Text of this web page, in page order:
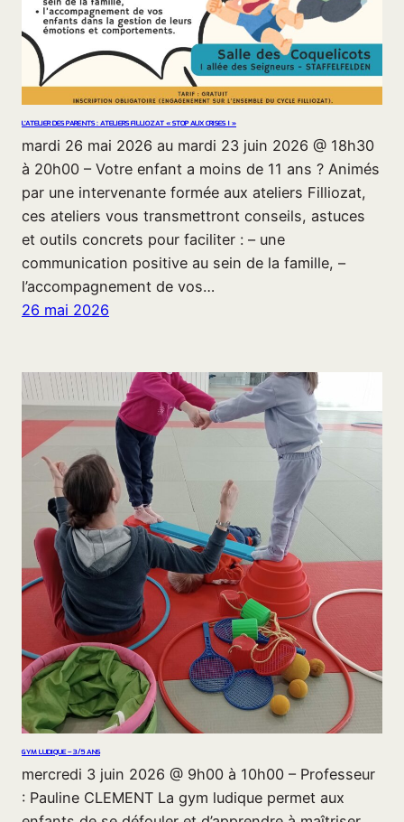
L’ATELIER DES PARENTS : ATELIERS FILLIOZAT « STOP AUX CRISES ! »
mardi 26 mai 2026 au mardi 23 juin 2026 @ 18h30
à 20h00 – Votre enfant a moins de 11 ans ? Animés
par une intervenante formée aux ateliers Filliozat,
ces ateliers vous transmettront conseils, astuces
et outils concrets pour faciliter : – une
communication positive au sein de la famille, –
l’accompagnement de vos…
26 mai 2026
GYM LUDIQUE – 3/5 ANS
mercredi 3 juin 2026 @ 9h00 à 10h00 – Professeur
: Pauline CLEMENT La gym ludique permet aux